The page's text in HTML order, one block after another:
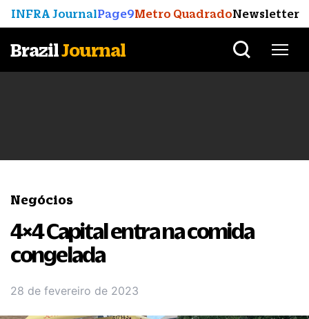
INFRA JournalPage9Metro QuadradoNewsletter
BrazilJournal
Negócios
4×4 Capital entra na comida
congelada
28 de fevereiro de 2023